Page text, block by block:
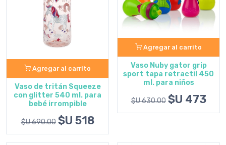
Agregar al carrito
Vaso de tritán Squeeze
con glitter 540 ml. para
bebé irrompible
$U 690.00 $U 518
Agregar al carrito
Vaso Nuby gator grip
sport tapa retractil 450
ml. para niños
$U 630.00 $U 473